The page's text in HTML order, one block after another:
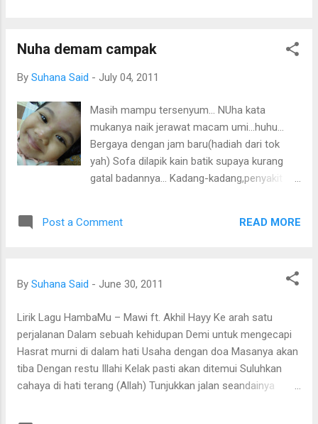
Nuha demam campak
By Suhana Said - July 04, 2011
Masih mampu tersenyum... NUha kata
mukanya naik jerawat macam umi...huhu...
Bergaya dengan jam baru(hadiah dari tok
yah) Sofa dilapik kain batik supaya kurang
gatal badannya... Kadang-kadang,penyakit
NUha ,disahkan menghidap campak oleh
demam...inilah wajah2nya sekarang... Kakak
hehe.... Antara pantang larang demam
campak: 1)Minum air kelapa supaya campak
cepat keluar 2)Banyakkan makam moi sup
ayam-menggalakkan campak keluar
3)Jangan makan kicap-takut parutnya
Post a Comment READ MORE
By Suhana Said - June 30, 2011
Lirik Lagu HambaMu – Mawi ft. Akhil Hayy Ke arah satu
perjalanan Dalam sebuah kehidupan Demi untuk mengecapi
Hasrat murni di dalam hati Usaha dengan doa Masanya akan
tiba Dengan restu Illahi Kelak pasti akan ditemui Suluhkan
cahaya di hati terang (Allah) Tunjukkan jalan seandainya